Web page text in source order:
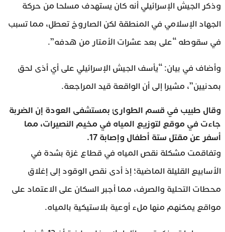
وذكر الجيش الإسرائيلي أنه كان يستهدف مسلحا من حركة
الجهاد الإسلامي في المنطقة لكن الصاروخ تعطل، مما تسبب
في سقوطه “على بعد عشرات الأمتار من هدفه”.
وأضاف في بيان: “يأسف الجيش الإسرائيلي على أي أذى لحق
بمدنيين”، مشيرا إلى أن الواقعة قيد المراجعة.
وقال طبيب في قسم الطوارئ بمستشفى العودة إن الضربة
جاءت في موقع لتوزيع المياه في مخيم النصيرات، مما
أسفر عن مقتل ستة أطفال وإصابة 17.
وتفاقمت مشكلة نقص المياه في قطاع غزة بشدة في
الأسابيع القليلة الماضية؛ إذ أدى نقص الوقود إلى إغلاق
محطات التحلية والصرف، مما أجبر السكان على الاعتماد على
مواقع يمكنهم منها ملء أوعية بلاستيكية بالمياه.